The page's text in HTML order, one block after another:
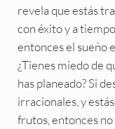
revela que estás
con éxito y a
entonces el sueño
¿Tienes miedo de
has planeado? Si
irracionales, y
frutos, entonces